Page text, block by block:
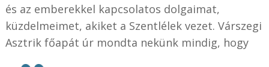
és az emberekkel kapcsolatos dolgaimat,
küzdelmeimet, akiket a Szentlélek vezet. Várszegi
Asztrik főapát úr mondta nekünk mindig, hogy